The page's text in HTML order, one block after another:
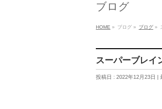
ブログ
HOME » ブログ » ブログ »
スーパーブレイ
投稿日 : 2022年12月23日